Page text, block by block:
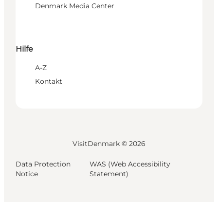
Denmark Media Center
Hilfe
A-Z
Kontakt
VisitDenmark © 2026
Data Protection
Notice
WAS (Web Accessibility
Statement)